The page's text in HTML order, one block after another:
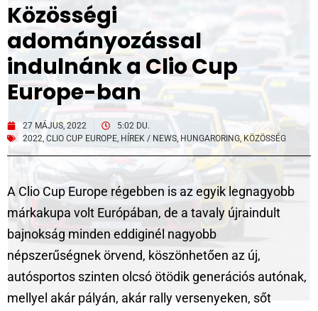
Közösségi
adományozással
indulnánk a Clio Cup
Europe-ban
27 MÁJUS, 2022
5:02 DU.
2022, CLIO CUP EUROPE, HÍREK / NEWS, HUNGARORING, KÖZÖSSÉG
A Clio Cup Europe régebben is az egyik legnagyobb
márkakupa volt Európában, de a tavaly újraindult
bajnokság minden eddiginél nagyobb
népszerűségnek örvend, köszönhetően az új,
autósportos szinten olcsó ötödik generációs autónak,
mellyel akár pályán, akár rally versenyeken, sőt